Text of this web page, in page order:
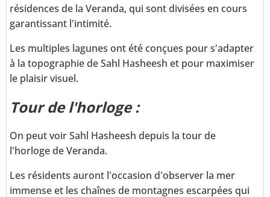
résidences de la Veranda, qui sont divisées en cours
garantissant l'intimité.
Les multiples lagunes ont été conçues pour s'adapter
à la topographie de Sahl Hasheesh et pour maximiser
le plaisir visuel.
Tour de l'horloge :
On peut voir Sahl Hasheesh depuis la tour de
l'horloge de Veranda.
Les résidents auront l'occasion d'observer la mer
immense et les chaînes de montagnes escarpées qui